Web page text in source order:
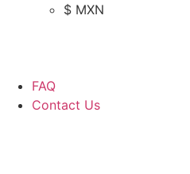
$ MXN
FAQ
Contact Us